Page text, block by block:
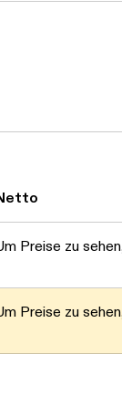
Preise zu
Preise zu